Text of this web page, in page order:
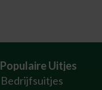
Populaire Uitjes
Bedrijfsuitjes